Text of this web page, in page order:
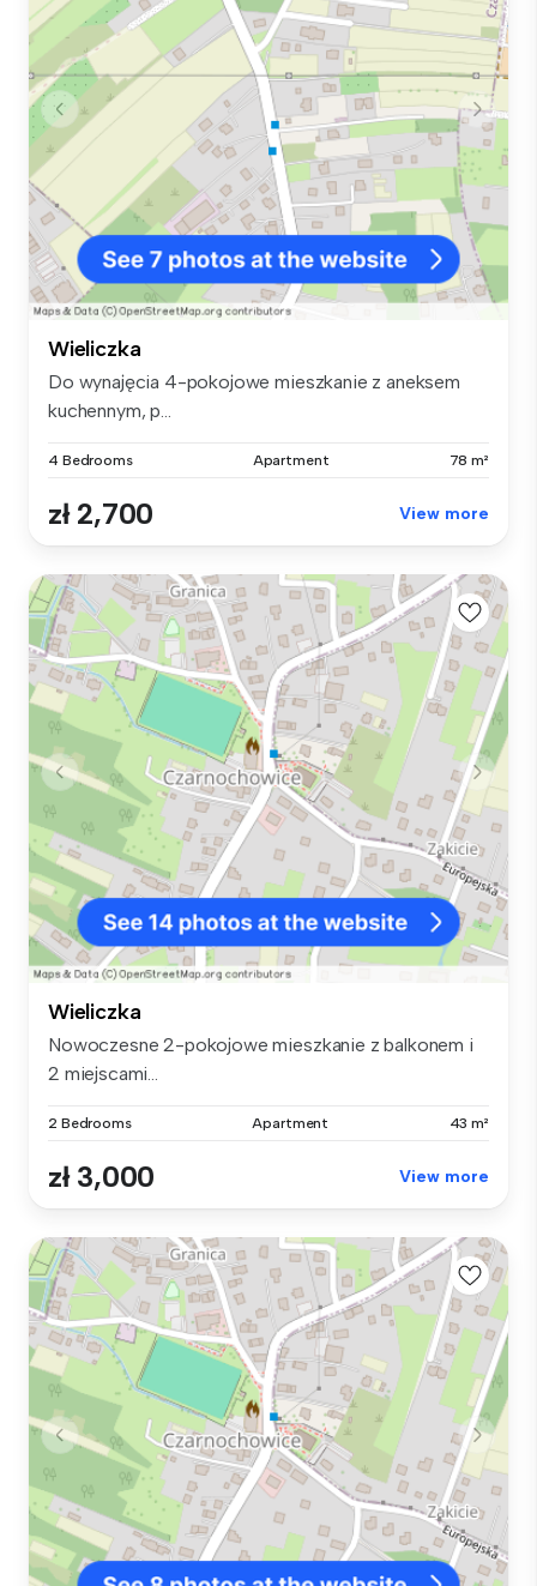
Wieliczka
Do wynajęcia 4-pokojowe mieszkanie z aneksem
kuchennym, p...
4 Bedrooms Apartment 78 m²
zł 2,700 View more
Wieliczka
Nowoczesne 2-pokojowe mieszkanie z balkonem i
2 miejscami...
2 Bedrooms Apartment 43 m²
zł 3,000 View more